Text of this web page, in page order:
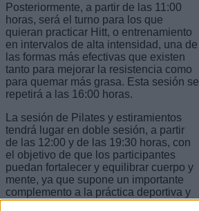
Posteriormente, a partir de las 11:00
horas, será el turno para los que
quieran practicar Hitt, o entrenamiento
en intervalos de alta intensidad, una de
las formas más efectivas que existen
tanto para mejorar la resistencia como
para quemar más grasa. Esta sesión se
repetirá a las 16:00 horas.
La sesión de Pilates y estiramientos
tendrá lugar en doble sesión, a partir
de las 12:00 y de las 19:30 horas, con
el objetivo de que los participantes
puedan fortalecer y equilibrar cuerpo y
mente, ya que supone un importante
complemento a la práctica deportiva y
a la rehabilitación física; combinado